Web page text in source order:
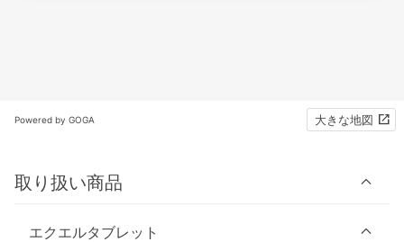
Powered by GOGA 大きな地図
取り扱い商品
エクエルタブレット